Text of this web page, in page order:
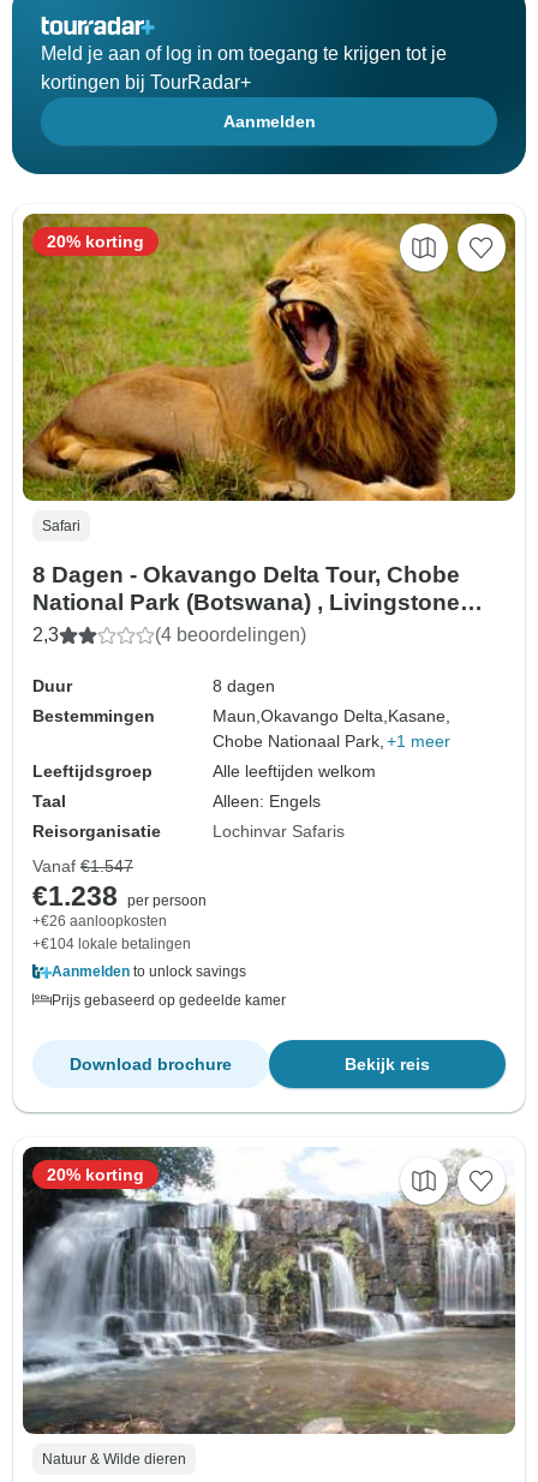
Meld je aan of log in om toegang te krijgen tot je
kortingen bij TourRadar+
Aanmelden
Safari
8 Dagen - Okavango Delta Tour, Chobe
National Park (Botswana) , Livingstone
(Zambia) safari gericht op wilde dieren
2,3 (4 beoordelingen)
Duur
8 dagen
Bestemmingen
Maun,Okavango Delta,Kasane,
Chobe Nationaal Park, +1 meer
Leeftijdsgroep
Alle leeftijden welkom
Taal
Alleen: Engels
Reisorganisatie
Lochinvar Safaris
20% korting
Vanaf €1.547
€1.238
per persoon
+€26 aanloopkosten
+€104 lokale betalingen
Aanmelden to unlock savings
Prijs gebaseerd op gedeelde kamer
Bekijk reis
Download brochure
Natuur & Wilde dieren
20% korting